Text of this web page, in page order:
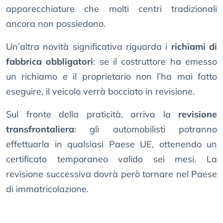
apparecchiature che molti centri tradizionali
ancora non possiedono.
Un’altra novità significativa riguarda i richiami di
fabbrica obbligatori: se il costruttore ha emesso
un richiamo e il proprietario non l’ha mai fatto
eseguire, il veicolo verrà bocciato in revisione.
Sul fronte della praticità, arriva la revisione
transfrontaliera: gli automobilisti potranno
effettuarla in qualsiasi Paese UE, ottenendo un
certificato temporaneo valido sei mesi. La
revisione successiva dovrà però tornare nel Paese
di immatricolazione.